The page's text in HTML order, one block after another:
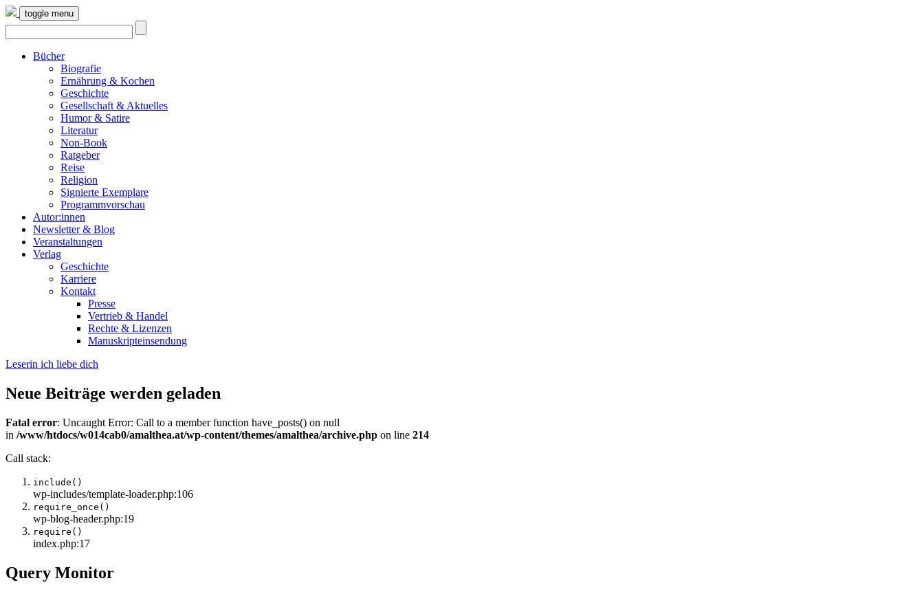
toggle menu
Bücher
Biografie
Ernährung & Kochen
Geschichte
Gesellschaft & Aktuelles
Humor & Satire
Literatur
Non-Book
Ratgeber
Reise
Religion
Signierte Exemplare
Programmvorschau
Autor:innen
Newsletter & Blog
Veranstaltungen
Verlag
Geschichte
Karriere
Kontakt
Presse
Vertrieb & Handel
Rechte & Lizenzen
Manuskripteinsendung
Leserin ich liebe dich
Neue Beiträge werden geladen
Fatal error: Uncaught Error: Call to a member function have_posts() on null
in /www/htdocs/w014cab0/amalthea.at/wp-content/themes/amalthea/archive.php on line 214
Call stack:
include()
wp-includes/template-loader.php:106
require_once()
wp-blog-header.php:19
require()
index.php:17
Query Monitor